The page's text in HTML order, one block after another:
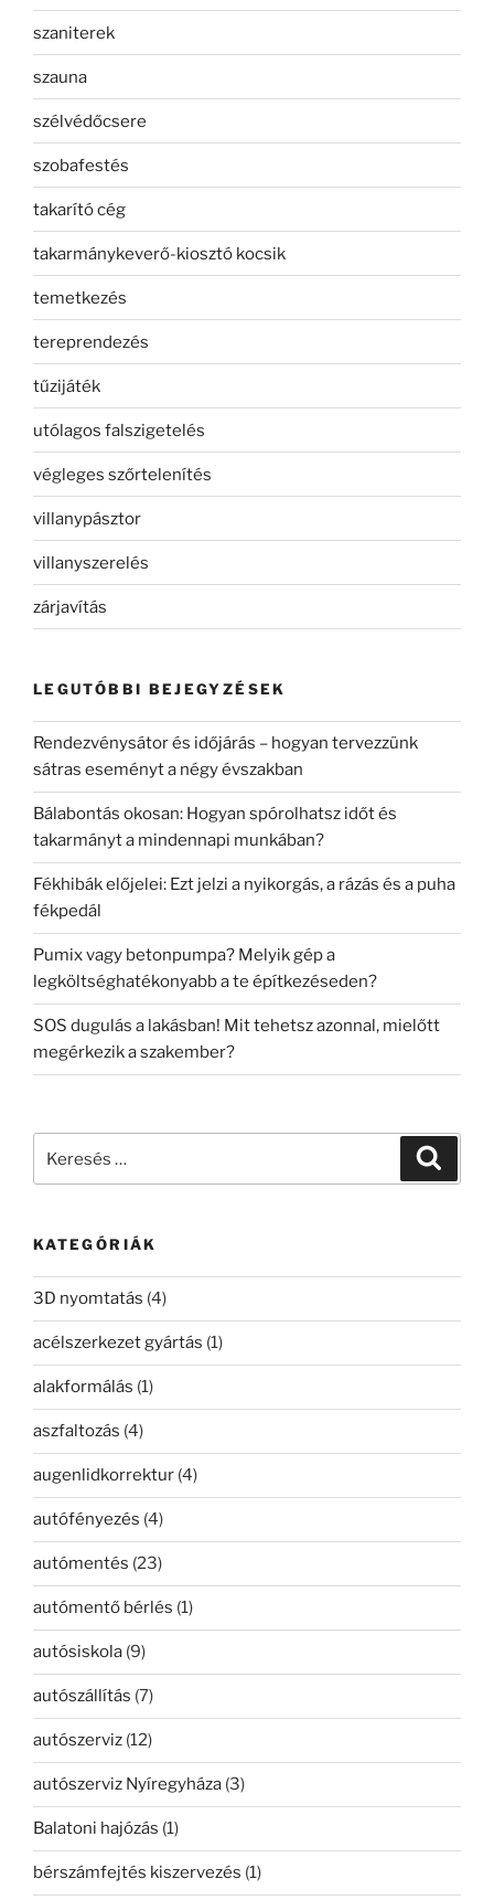
szaniterek
szauna
szélvédőcsere
szobafestés
takarító cég
takarmánykeverő-kiosztó kocsik
temetkezés
tereprendezés
tűzijáték
utólagos falszigetelés
végleges szőrtelenítés
villanypásztor
villanyszerelés
zárjavítás
LEGUTÓBBI BEJEGYZÉSEK
Rendezvénysátor és időjárás – hogyan tervezzünk
sátras eseményt a négy évszakban
Bálabontás okosan: Hogyan spórolhatsz időt és
takarmányt a mindennapi munkában?
Fékhibák előjelei: Ezt jelzi a nyikorgás, a rázás és a puha
fékpedál
Pumix vagy betonpumpa? Melyik gép a
legköltséghatékonyabb a te építkezéseden?
SOS dugulás a lakásban! Mit tehetsz azonnal, mielőtt
megérkezik a szakember?
KATEGÓRIÁK
3D nyomtatás (4)
acélszerkezet gyártás (1)
alakformálás (1)
aszfaltozás (4)
augenlidkorrektur (4)
autófényezés (4)
autómentés (23)
autómentő bérlés (1)
autósiskola (9)
autószállítás (7)
autószerviz (12)
autószerviz Nyíregyháza (3)
Balatoni hajózás (1)
bérszámfejtés kiszervezés (1)